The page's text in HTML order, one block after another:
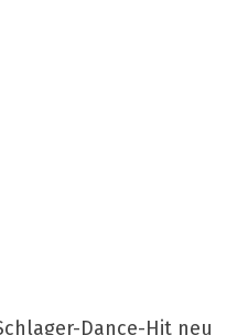
Dance-Hit neu